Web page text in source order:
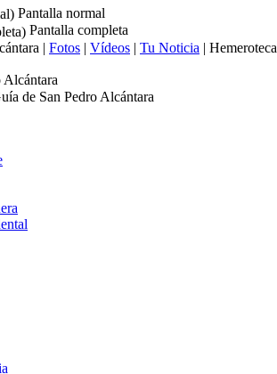
Pantalla normal
Pantalla completa
| Fotos | Vídeos | Tu Noticia | Hemeroteca
Alcántara
de San Pedro Alcántara